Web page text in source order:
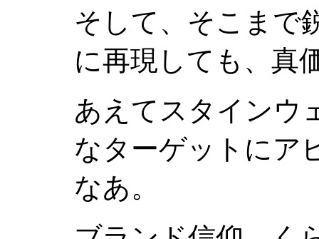
そして、そこま
に再現しても、真
あえてスタインウ
なターゲットにア
なあ。